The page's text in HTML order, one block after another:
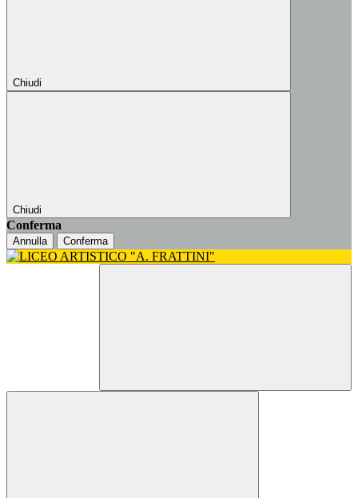
Chiudi
Chiudi
Conferma
Annulla Conferma